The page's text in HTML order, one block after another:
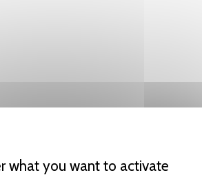
what you want to activate